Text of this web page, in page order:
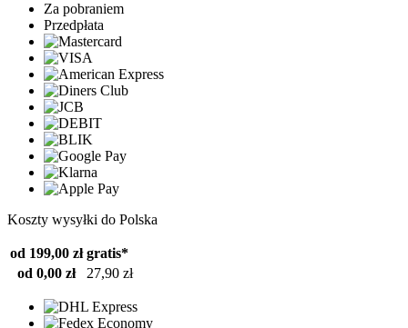
Za pobraniem
Przedpłata
Koszty wysyłki do Polska
od 199,00 zł gratis*
od 0,00 zł
27,90 zł